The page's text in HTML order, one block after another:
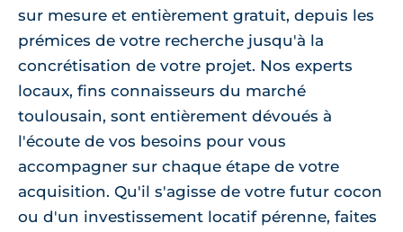
sur mesure et entièrement gratuit, depuis les
prémices de votre recherche jusqu'à la
concrétisation de votre projet. Nos experts
locaux, fins connaisseurs du marché
toulousain, sont entièrement dévoués à
l'écoute de vos besoins pour vous
accompagner sur chaque étape de votre
acquisition. Qu'il s'agisse de votre futur cocon
ou d'un investissement locatif pérenne, faites